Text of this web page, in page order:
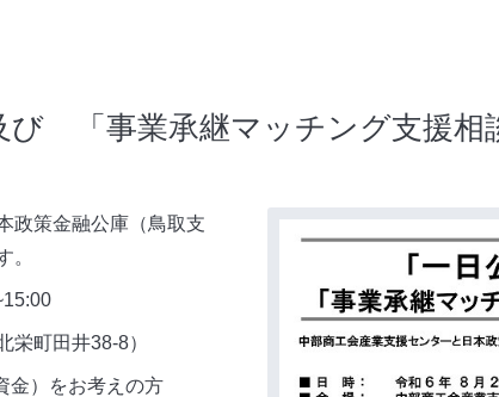
び 「事業承継マッチング支援
政策金融公庫（鳥取支
。
町田井38-8）
金）をお考えの方